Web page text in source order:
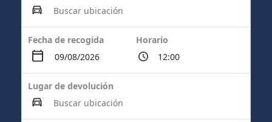
Fecha de recogida Horario
Lugar de devolución